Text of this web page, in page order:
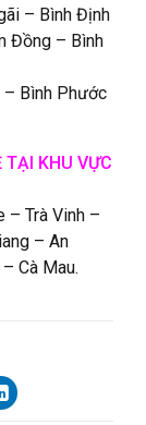
– Bình Định
Đồng – Bình
– Bình Phước
TẠI KHU VỰC
– Trà Vinh –
– An
Cà Mau.